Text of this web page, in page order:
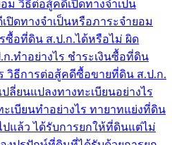
ม วิธีต่อสู้คดีเปิดทางจำเป็น
ดทางจำเป็นหรือภาระจำยอม
ซื้อที่ดิน ส.ป.ก.ได้หรือไม่ ผิด
ทำอย่างไร ชำระเงินซื้อที่ดิน
วิธีการต่อสู้คดีซื้อขายที่ดิน ส.ป.ก.
ลี่ยนแปลงทางทะเบียนอย่างไร
เบียนทำอย่างไร ทายาทแย่งที่ดิน
แล้ว ได้รับการยกให้ที่ดินแต่ไม่